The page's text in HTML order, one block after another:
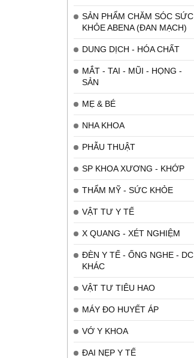
SẢN PHẨM CHĂM SÓC SỨC
KHỎE ABENA (ĐAN MẠCH)
DUNG DỊCH - HÓA CHẤT
MẮT - TAI - MŨI - HỌNG -
SẢN
MẸ & BÉ
NHA KHOA
PHẪU THUẬT
SP KHOA XƯƠNG - KHỚP
THẨM MỸ - SỨC KHỎE
VẬT TƯ Y TẾ
X QUANG - XÉT NGHIỆM
ĐÈN Y TẾ - ỐNG NGHE - DC
KHÁC
VẬT TƯ TIÊU HAO
MÁY ĐO HUYẾT ÁP
VỚ Y KHOA
ĐAI NẸP Y TẾ